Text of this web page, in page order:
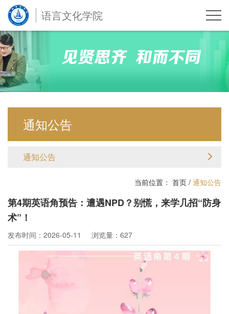
语言文化学院
通知公告
通知公告
当前位置： 首页 / 通知公告
第4期英语角预告：遭遇NPD？别慌，来学几招“防身
术”！
发布时间：2026-05-11 浏览量：627